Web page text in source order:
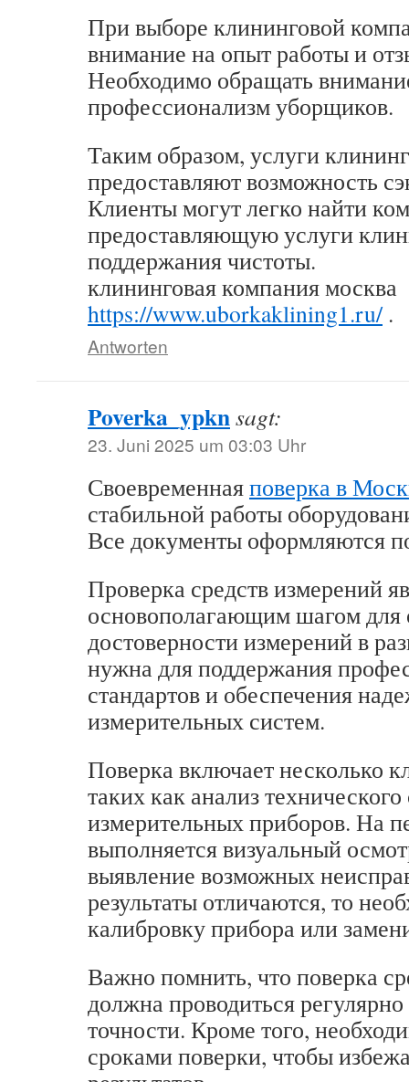
При выборе клининговой
внимание на опыт работы и
Необходимо обращать
профессионализм уборщиков.
Таким образом, услуги
предоставляют возможность
Клиенты могут легко найти
предоставляющую услуги
поддержания чистоты.
клининговая компания москва
https://www.uborkaklining1.ru/.
Antworten
Poverka_ypknsagt:
23. Juni 2025 um 03:03 Uhr
Своевременнаяповерка в
стабильной работы
Все документы оформляются
Проверка средств измерений
основополагающим шагом для
достоверности измерений в
нужна для поддержания
стандартов и обеспечения
измерительных систем.
Поверка включает несколько
таких как анализ
измерительных приборов. На
выполняется визуальный
выявление возможных
результаты отличаются, то
калибровку прибора или
Важно помнить, что поверка
должна проводиться
точности. Кроме того,
сроками поверки, чтобы